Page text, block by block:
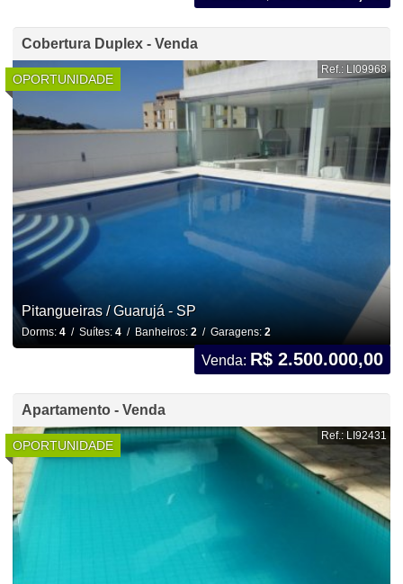
Cobertura Duplex - Venda
OPORTUNIDADE
Ref.: LI09968
Pitangueiras / Guarujá - SP
Dorms: 4/ Suítes: 4/ Banheiros: 2/ Garagens: 2
Venda: R$ 2.500.000,00
Apartamento - Venda
OPORTUNIDADE
Ref.: LI92431